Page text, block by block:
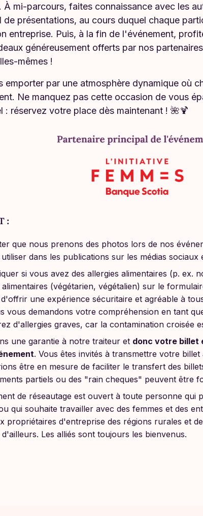
À mi-parcours, faites connaissance avec les
de présentations, au cours duquel chaque
entreprise. Puis, à la fin de l'événement,
généreusement offerts par nos
mêmes !
emporter par une atmosphère dynamique où
Ne manquez pas cette occasion de vous
: réservez votre place dès maintenant ! 🌺🍹
:
que nous prenons des photos lors de nos
dans les publications sur les médias sociaux
si vous avez des allergies alimentaires (p. ex.
(végétarien, végétalien) sur le
une expérience sécuritaire et agréable à
vous demandons votre compréhension en tant
d'allergies graves, car la contamination croisée
une garantie à notre traiteur et donc votre billet
. Vous êtes invités à transmettre votre
être en mesure de faciliter le transfert des
partiels ou des "rain cheques" peuvent être
de réseautage est ouvert à toute personne qui
qui souhaite travailler avec des femmes et des
propriétaires d'entreprise des régions rurales et
Les alliés sont toujours les bienvenus.